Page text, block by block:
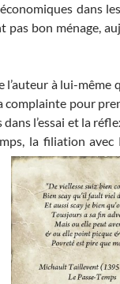
dans
bon ménage,
l’auteur à lui-même
complainte pour
l’essai et la
la filiation avec